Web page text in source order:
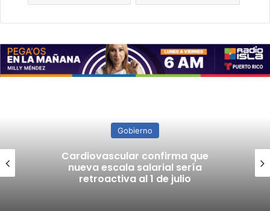
Gobierno
Cardiovascular confirma que
nueva escala salarial sería
retroactiva al 1 de julio